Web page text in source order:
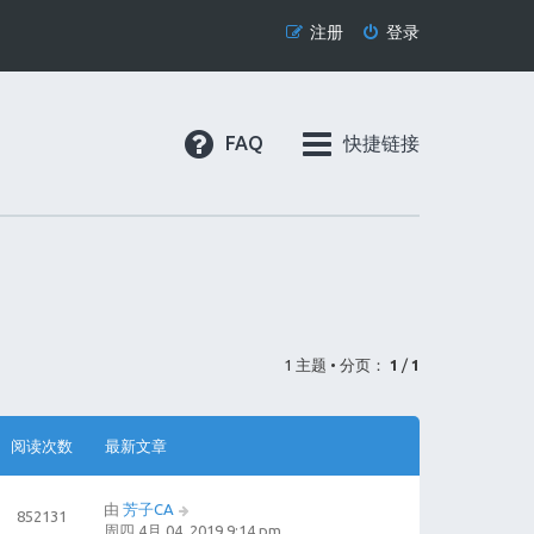
登录
注册
快捷链接
FAQ
1 主题 • 分页： 1 / 1
阅读次数 最新文章
852131 由 芳子CA
周四 4月 04, 2019 9:14 pm